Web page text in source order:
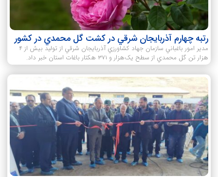
رتبه چهارم آذربايجان شرقي در کشت گل محمدي در کشور
مدير امور باغباني سازمان جهاد کشاورزي آذربايجان شرقي از توليد بيش از 4
هزار تن گل محمدي از سطح يک‌هزار و ۳۷۱ هکتار باغات استان خبر داد.